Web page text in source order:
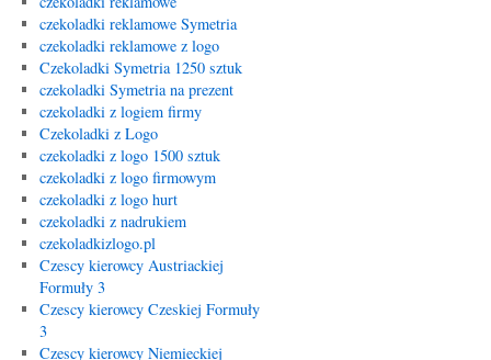
czekoladki reklamowe Symetria
czekoladki reklamowe z logo
Czekoladki Symetria 1250 sztuk
czekoladki Symetria na prezent
czekoladki z logiem firmy
Czekoladki z Logo
czekoladki z logo 1500 sztuk
czekoladki z logo firmowym
czekoladki z logo hurt
czekoladki z nadrukiem
czekoladkizlogo.pl
Czescy kierowcy Austriackiej
Formuły 3
Czescy kierowcy Czeskiej Formuły
3
Czescy kierowcy Niemieckiej